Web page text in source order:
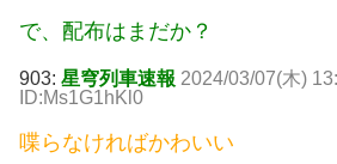
で、配布はまだか？
903: 星穹列車速報 2024/03/07(木)
ID:Ms1G1hKl0
喋らなければかわいい